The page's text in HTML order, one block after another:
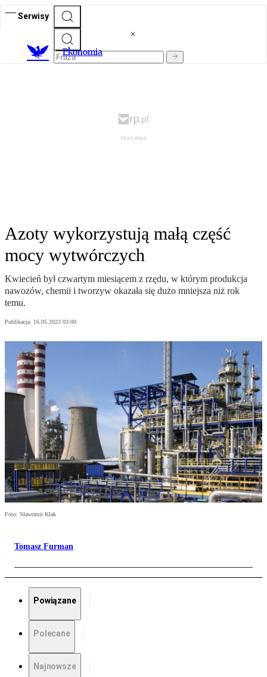
Serwisy
Ekonomia
Azoty wykorzystują małą część
mocy wytwórczych
Kwiecień był czwartym miesiącem z rzędu, w którym produkcja
nawozów, chemii i tworzyw okazała się dużo mniejsza niż rok
temu.
Publikacja: 16.05.2023 03:00
Foto: Sławomir Kłak
Tomasz Furman
Powiązane
Polecane
Najnowsze